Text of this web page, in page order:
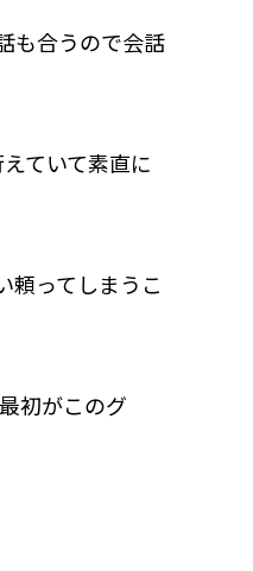
も合うので会話
ていて素直に
頼ってしまうこ
初がこのグ